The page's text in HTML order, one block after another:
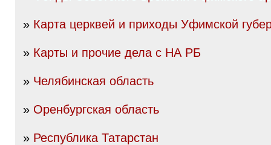
» Карта церквей и приходы Уфимской
» Карты и прочие дела с НА РБ
» Челябинская область
» Оренбургская область
» Республика Татарстан